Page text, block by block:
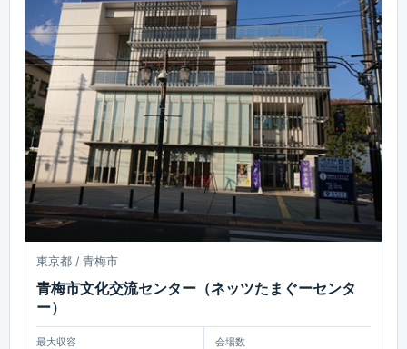
東京都 / 青梅市
青梅市文化交流センター（ネッツたまぐーセンタ
ー）
最大収容 会場数